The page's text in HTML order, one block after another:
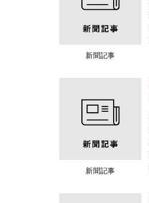
新聞記事
新聞記事